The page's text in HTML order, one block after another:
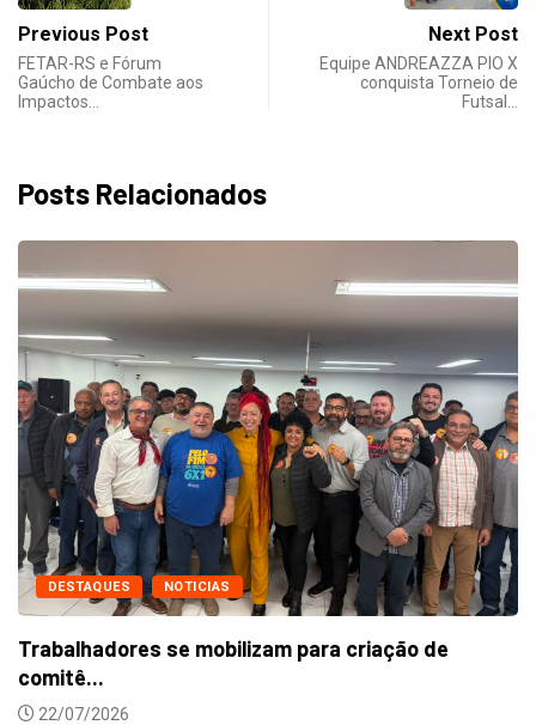
Previous Post
FETAR-RS e Fórum
Gaúcho de Combate aos
Impactos…
Next Post
Equipe ANDREAZZA PIO X
conquista Torneio de
Futsal…
Posts Relacionados
DESTAQUES NOTICIAS
Trabalhadores se mobilizam para criação de
comitê...
22/07/2026